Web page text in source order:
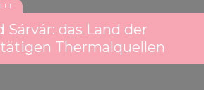
Sárvár: das Land der
Thermalquellen